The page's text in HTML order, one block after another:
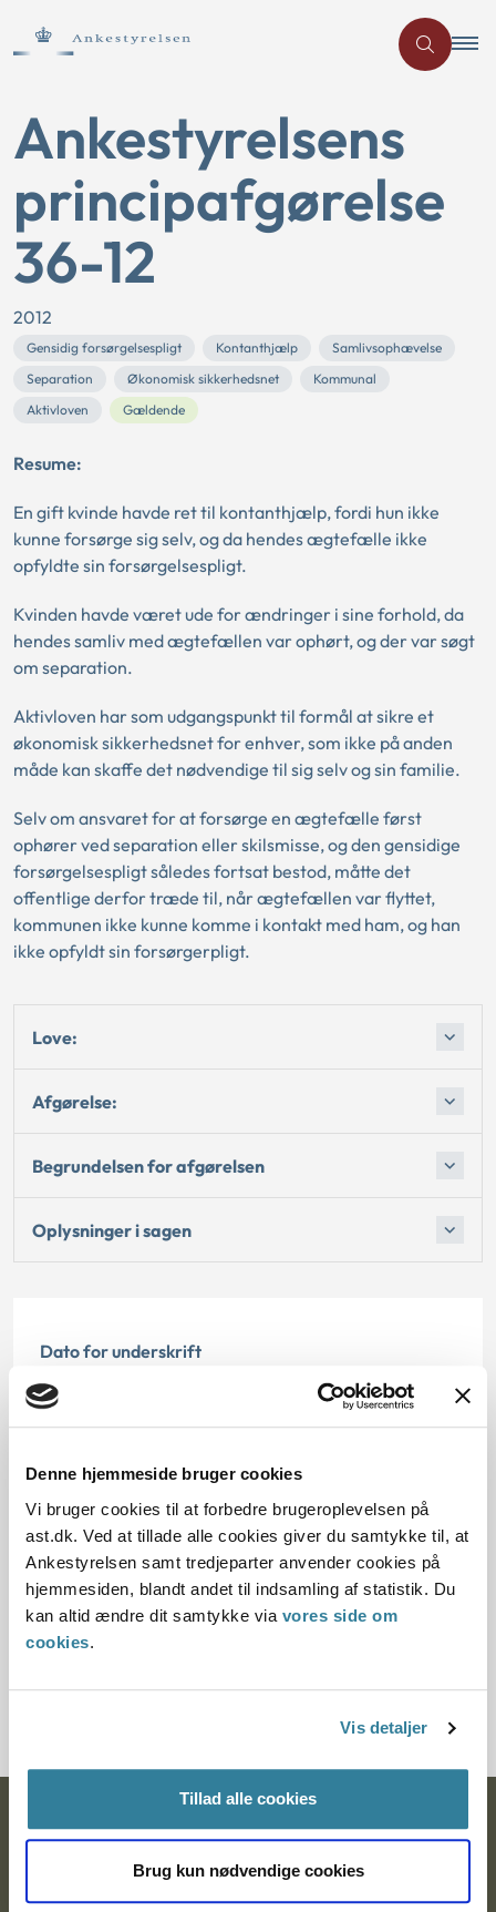
Denne hjemmeside bruger cookies
Vi bruger cookies til at forbedre brugeroplevelsen på
ast.dk. Ved at tillade alle cookies giver du samtykke til, at
Ankestyrelsen samt tredjeparter anvender cookies på
hjemmesiden, blandt andet til indsamling af statistik. Du
kan altid ændre dit samtykke via vores side om
cookies.
Vis detaljer
Tillad alle cookies
Brug kun nødvendige cookies
Ankestyrelsens
principafgørelse
36-12
2012
Gensidig forsørgelsespligt Kontanthjælp
Samlivsophævelse
Separation
Økonomisk sikkerhedsnet
Kommunal
Aktivloven
Gældende
Resume:
En gift kvinde havde ret til kontanthjælp, fordi hun ikke
kunne forsørge sig selv, og da hendes ægtefælle ikke
opfyldte sin forsørgelsespligt.
Kvinden havde været ude for ændringer i sine forhold, da
hendes samliv med ægtefællen var ophørt, og der var søgt
om separation.
Aktivloven har som udgangspunkt til formål at sikre et
økonomisk sikkerhedsnet for enhver, som ikke på anden
måde kan skaffe det nødvendige til sig selv og sin familie.
Selv om ansvaret for at forsørge en ægtefælle først
ophører ved separation eller skilsmisse, og den gensidige
forsørgelsespligt således fortsat bestod, måtte det
offentlige derfor træde til, når ægtefællen var flyttet,
kommunen ikke kunne komme i kontakt med ham, og han
ikke opfyldt sin forsørgerpligt.
Love:
Afgørelse:
Begrundelsen for afgørelsen
Oplysninger i sagen
Dato for underskrift
01.02.2012
10.07.2013
Paragraf
§ 2 § 97 § 11 § 1
Journalnummer
2100205-09
Ankestyrelsen